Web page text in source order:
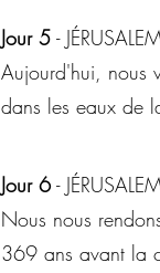
Jour 5 -
Aujourd'hui, nous
dans les eaux de
Jour 6-
Nous nous
369 ans avant la